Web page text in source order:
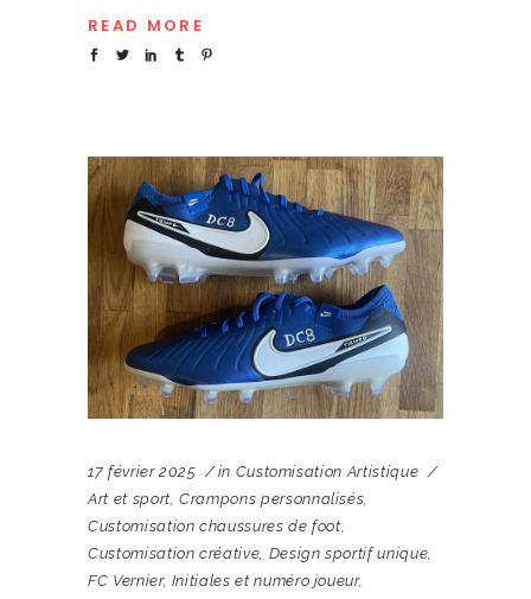
READ MORE
17 février 2025 in Customisation Artistique
Art et sport,Crampons personnalisés,
Customisation chaussures de foot,
Customisation créative, Design sportif unique,
FC Vernier, Initiales et numéro joueur,